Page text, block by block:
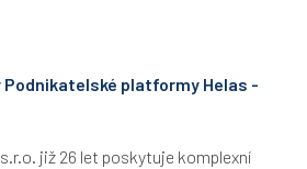
platformy Helas -
již 26 let poskytuje komplexní